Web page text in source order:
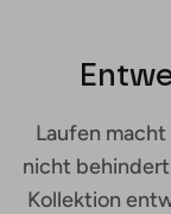
Laufen
nicht
Kollektion